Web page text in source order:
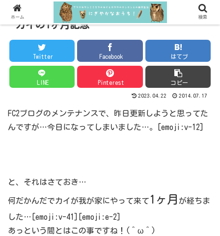
カイの1ヶ月記念
Twitter Facebook はてブ
LINE Pinterest コピー
2023.04.22 2014.07.17
FC2ブログのメンテナンスで、昨日更新しようと思ってた
んですが…今日になってしまいました…。[emoji:v-12]
と、それはさておき…
何だかんだでカイが我が家にやって来て 1ヶ月 が経ちま
した…[emoji:v-41][emoji:e-2]
あっという間とはこの事ですね！(＾ω＾)
ホーム 検索